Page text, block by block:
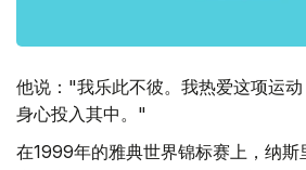
他说："我乐此不彼。我热爱这项运
身心投入其中。"
在1999年的雅典世界锦标赛上，纳斯